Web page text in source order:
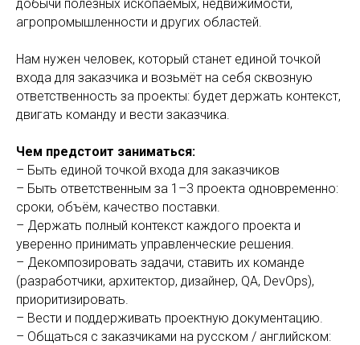
добычи полезных ископаемых, недвижимости,
агропромышленности и других областей.
Нам нужен человек, который станет единой точкой
входа для заказчика и возьмёт на себя сквозную
ответственность за проекты: будет держать контекст,
двигать команду и вести заказчика.
Чем предстоит заниматься:
– Быть единой точкой входа для заказчиков
– Быть ответственным за 1–3 проекта одновременно:
сроки, объём, качество поставки.
– Держать полный контекст каждого проекта и
уверенно принимать управленческие решения.
– Декомпозировать задачи, ставить их команде
(разработчики, архитектор, дизайнер, QA, DevOps),
приоритизировать.
– Вести и поддерживать проектную документацию.
– Общаться с заказчиками на русском / английском: